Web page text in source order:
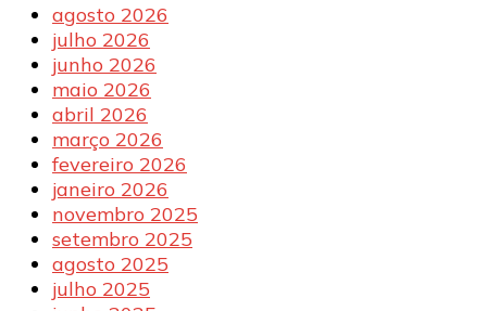
agosto 2026
julho 2026
junho 2026
maio 2026
abril 2026
março 2026
fevereiro 2026
janeiro 2026
novembro 2025
setembro 2025
agosto 2025
julho 2025